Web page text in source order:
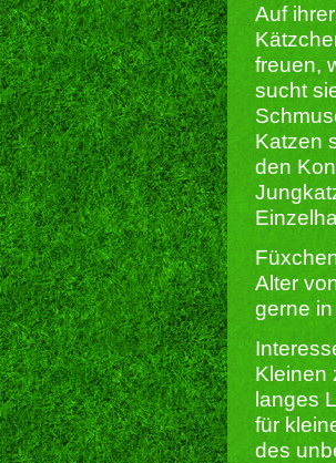
Auf
freuen,
sucht
Katzen
den
Alter
gerne
Kleinen
langes
für
des